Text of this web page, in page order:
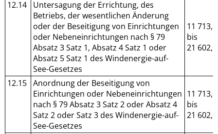
12.14
Untersagung der Errichtung, des
Betriebs, der wesentlichen Änderung
oder der Beseitigung von Einrichtungen
oder Nebeneinrichtungen nach § 79
Absatz 3 Satz 1, Absatz 4 Satz 1 oder
Absatz 5 Satz 1 des Windenergie-auf-
See-Gesetzes
11
bis
21
12.15
Anordnung der Beseitigung von
Einrichtungen oder Nebeneinrichtungen
nach § 79 Absatz 3 Satz 2 oder Absatz 4
Satz 2 oder Satz 3 des Windenergie-auf-
See-Gesetzes
11
bis
21